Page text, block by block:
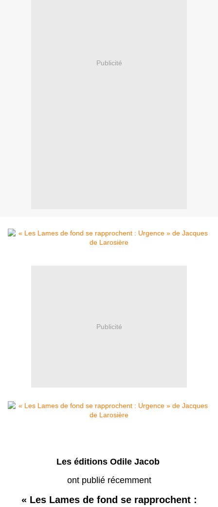
Publicité
Publicité
Les éditions Odile Jacob
ont publié récemment
« Les Lames de fond se rapprochent :